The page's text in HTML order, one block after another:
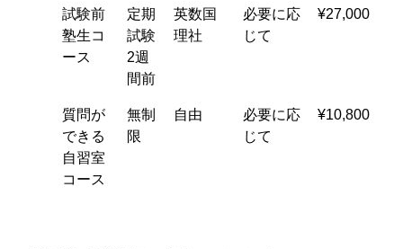
試験前
塾生コ
ース
定期
試験
2週
間前
英数国
理社
必要に応
じて
¥27,000
質問が
できる
自習室
コース
無制
限
自由
必要に応
じて
¥10,800